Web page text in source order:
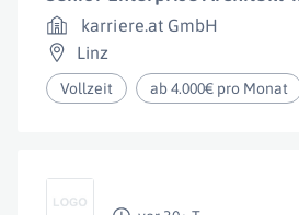
karriere.at GmbH
Linz
Vollzeit ab 4.000€ pro Monat